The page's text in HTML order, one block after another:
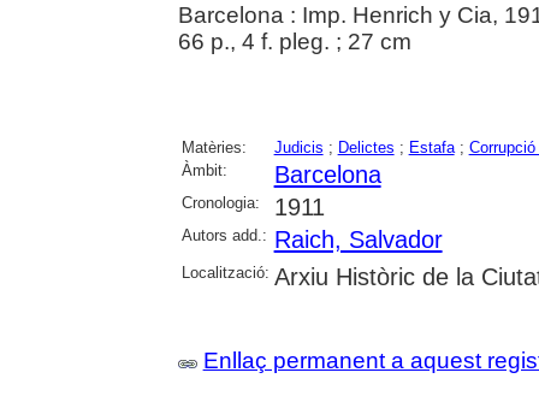
Barcelona : Imp. Henrich y Cia,
66 p., 4 f. pleg. ; 27 cm
Matèries: Judicis ; Delictes ; Estafa;
Àmbit:
Barcelona
Cronologia: 1911
Autors add.: Raich, Salvador
Localització: Arxiu Històric de la
Enllaç permanent a aquest